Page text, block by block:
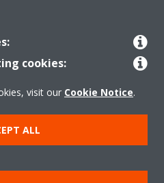
Njoftim për kukit
cookies:
visit our Cookie Notice.
ALL